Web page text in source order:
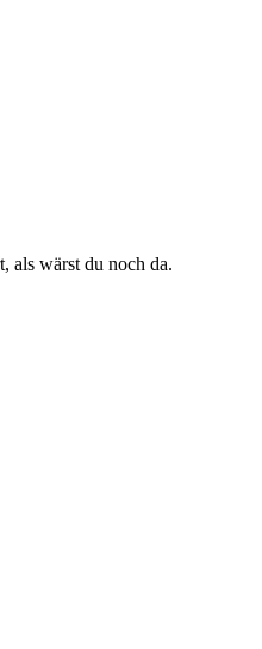
als wärst du noch da.